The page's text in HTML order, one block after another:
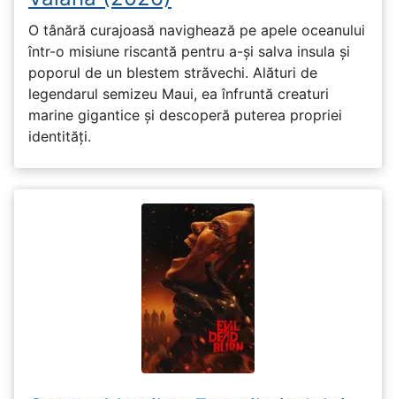
O tânără curajoasă navighează pe apele oceanului
într-o misiune riscantă pentru a-și salva insula și
poporul de un blestem străvechi. Alături de
legendarul semizeu Maui, ea înfruntă creaturi
marine gigantice și descoperă puterea propriei
identități.